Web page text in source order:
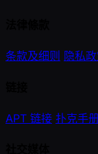
条款及细则 隐私
APT 链接 扑克手